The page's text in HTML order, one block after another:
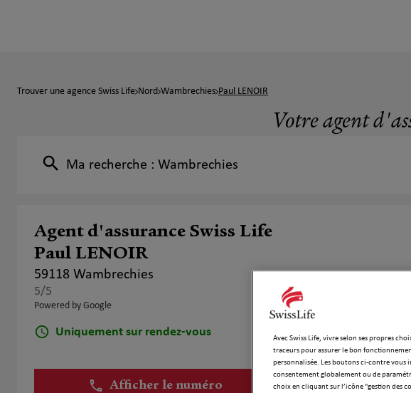
Trouver une agence Swiss Life Nord Wambrechies Paul LENOIR
Votre agent
Ma recherche : Wambrechies
Agent d'assurance Swiss Life
Paul LENOIR
59118 Wambrechies
5/5
Powered by Google
Uniquement sur rendez-vous
Afficher le numéro Demander
Avec Swiss Life, vivre selon ses propres
traceurs pour assurer le bon
personnalisée. Les boutons ci-contre
consentement globalement ou de
choix en cliquant sur l’icône "gestion des